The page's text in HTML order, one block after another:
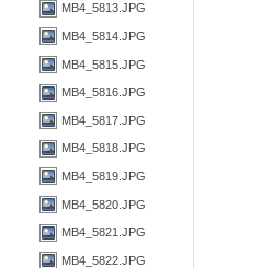
MB4_5813.JPG
MB4_5814.JPG
MB4_5815.JPG
MB4_5816.JPG
MB4_5817.JPG
MB4_5818.JPG
MB4_5819.JPG
MB4_5820.JPG
MB4_5821.JPG
MB4_5822.JPG